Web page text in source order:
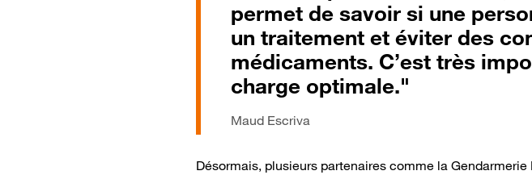
permet de savoir si une
un traitement et éviter des
médicaments. C’est très
charge optimale."
Maud Escriva
Désormais, plusieurs partenaires comme la